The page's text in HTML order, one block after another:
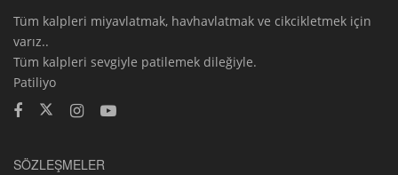
Tüm kalpleri miyavlatmak, havhavlatmak ve cikcikletmek için
varız..
Tüm kalpleri sevgiyle patilemek dileğiyle.
Patiliyo
SÖZLEŞMELER